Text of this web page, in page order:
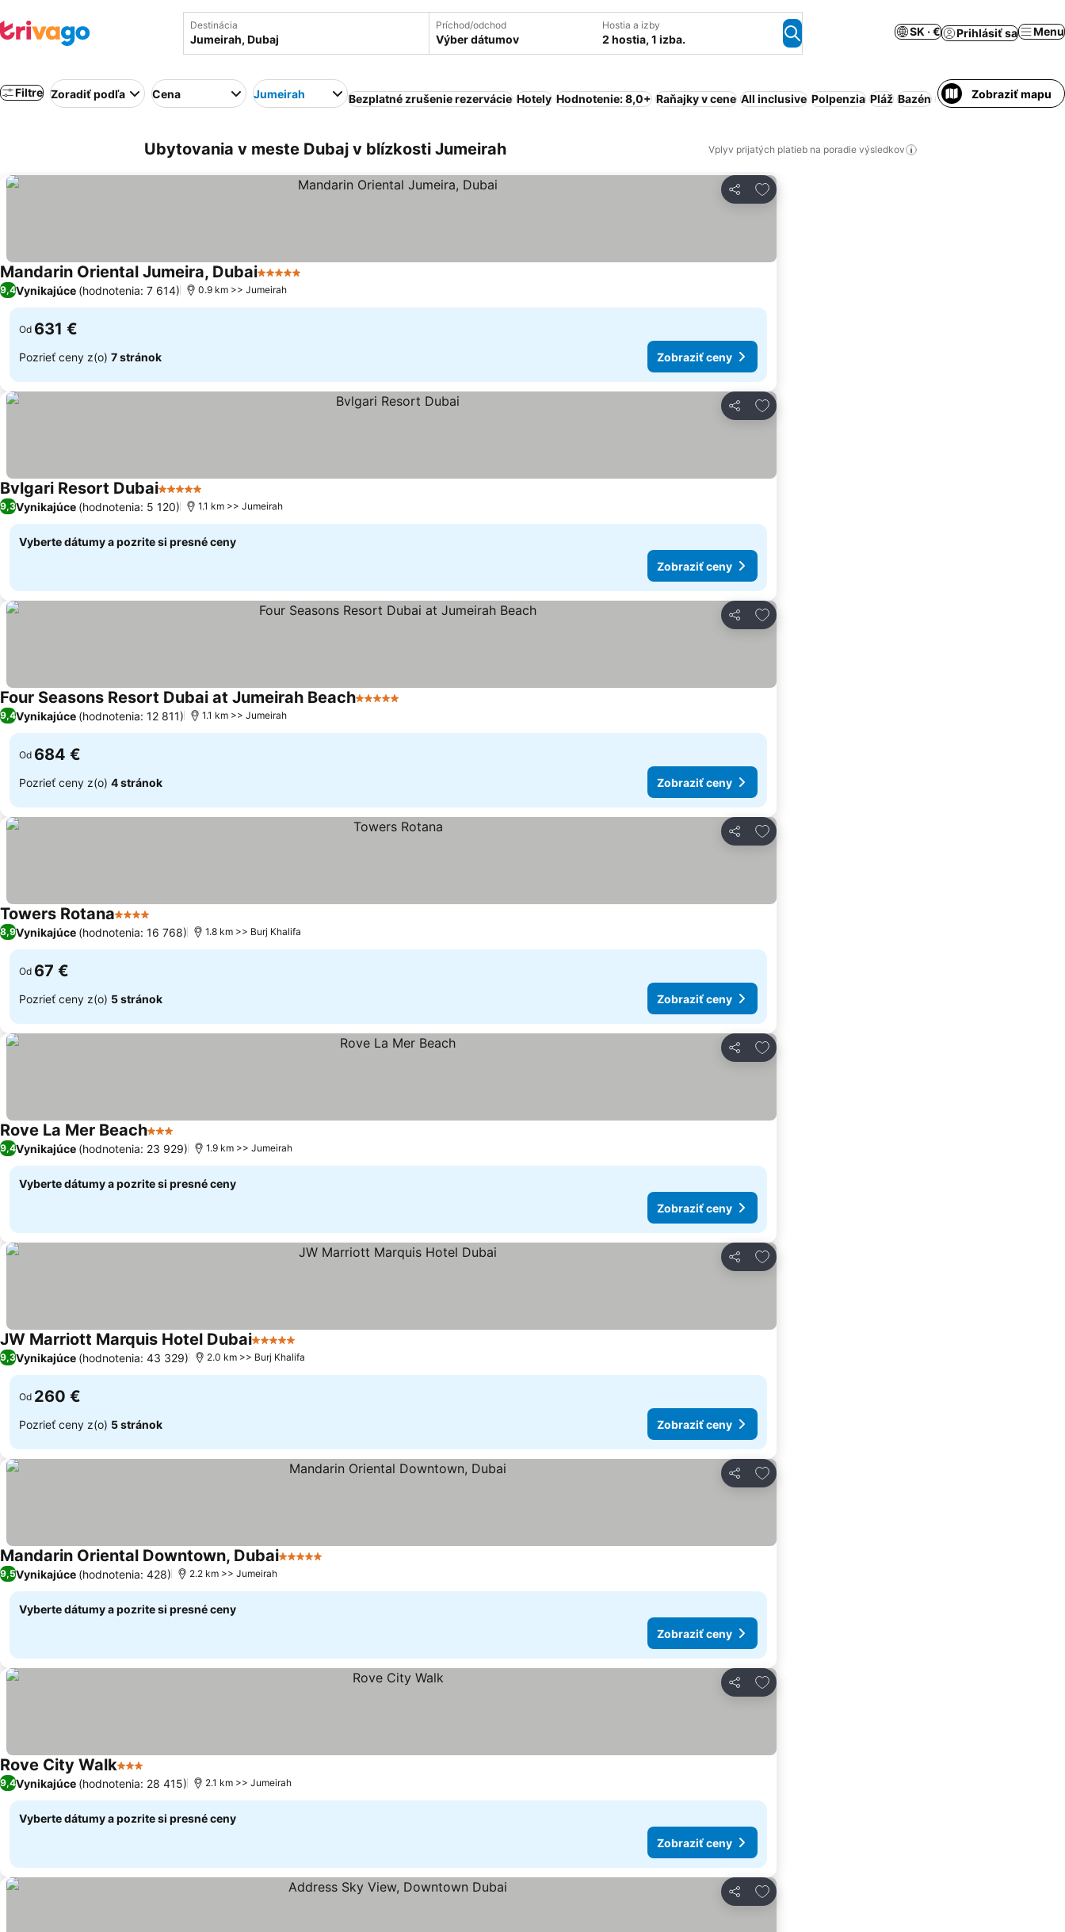
Destinácia Príchod/odchod
Výber dátumov
Hostia a izby
2 hostia, 1 izba.
SK · € Prihlásiť sa Menu
Filtre Zoradiť podľa Cena Jumeirah Bezplatné zrušenie rezervácie Hotely Hodnotenie: 8,0+ Raňajky v cene All inclusive Polpenzia Pláž Bazén Rezort Obsluhovaný
Zobraziť mapu
Ubytovania v meste Dubaj v blízkosti Jumeirah Vplyv prijatých platieb na poradie výsledkov
Zdieľať
Pridať do obľúbených
Mandarin Oriental Jumeira, Dubai5 Počet hviezdičiek
9,4Vynikajúce (hodnotenia: 7 614) 0.9 km >> Jumeirah
Od 631 €
Pozrieť ceny z(o) 7 stránok Zobraziť ceny
Zdieľať
Pridať do obľúbených
Bvlgari Resort Dubai5 Počet hviezdičiek
9,3Vynikajúce (hodnotenia: 5 120) 1.1 km >> Jumeirah
Vyberte dátumy a pozrite si presné ceny
Zobraziť ceny
Zdieľať
Pridať do obľúbených
Four Seasons Resort Dubai at Jumeirah Beach5 Počet hviezdičiek
9,4Vynikajúce (hodnotenia: 12 811) 1.1 km >> Jumeirah
Od 684 €
Pozrieť ceny z(o) 4 stránok Zobraziť ceny
Zdieľať
Pridať do obľúbených
Towers Rotana4 Počet hviezdičiek
8,9Vynikajúce (hodnotenia: 16 768) 1.8 km >> Burj Khalifa
Od 67 €
Pozrieť ceny z(o) 5 stránok Zobraziť ceny
Zdieľať
Pridať do obľúbených
Rove La Mer Beach3 Počet hviezdičiek
9,4Vynikajúce (hodnotenia: 23 929) 1.9 km >> Jumeirah
Vyberte dátumy a pozrite si presné ceny
Zobraziť ceny
Zdieľať
Pridať do obľúbených
JW Marriott Marquis Hotel Dubai5 Počet hviezdičiek
9,3Vynikajúce (hodnotenia: 43 329) 2.0 km >> Burj Khalifa
Od 260 €
Pozrieť ceny z(o) 5 stránok Zobraziť ceny
Zdieľať
Pridať do obľúbených
Mandarin Oriental Downtown, Dubai5 Počet hviezdičiek
9,5Vynikajúce (hodnotenia: 428) 2.2 km >> Jumeirah
Vyberte dátumy a pozrite si presné ceny
Zobraziť ceny
Zdieľať
Pridať do obľúbených
Rove City Walk3 Počet hviezdičiek
9,4Vynikajúce (hodnotenia: 28 415) 2.1 km >> Jumeirah
Vyberte dátumy a pozrite si presné ceny
Zobraziť ceny
Zdieľať
Pridať do obľúbených